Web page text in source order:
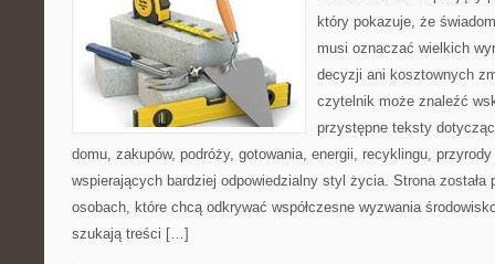
który pokazuje, że
musi oznaczać wielkich
decyzji ani kosztownych
czytelnik może znaleźć
przystępne teksty
domu, zakupów, podróży, gotowania, energii, recyklingu,
wspierających bardziej odpowiedzialny styl życia. Strona została
osobach, które chcą odkrywać współczesne wyzwania
szukają treści […]